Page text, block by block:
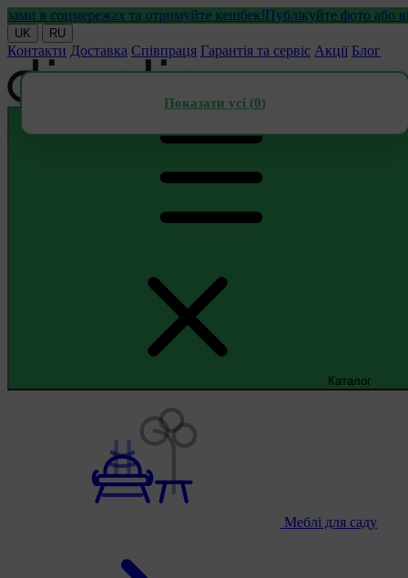
соцмережах та отримуйте кешбек!Публікуйте фото або
UK RU
Контакти Доставка Співпраця Гарантія та сервіс Акції Блог
Каталог
Меблі для саду
Показати усі (0)